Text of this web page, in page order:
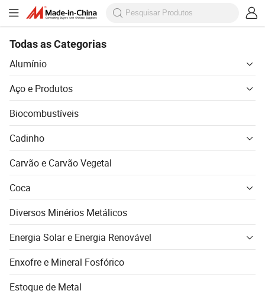
Todas as Categorias
Alumínio
Aço e Produtos
Biocombustíveis
Cadinho
Carvão e Carvão Vegetal
Coca
Diversos Minérios Metálicos
Energia Solar e Energia Renovável
Enxofre e Mineral Fosfórico
Estoque de Metal